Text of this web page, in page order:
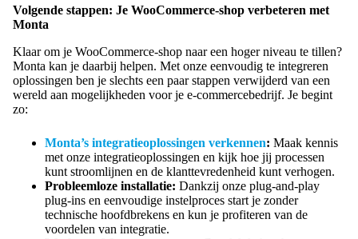
Volgende stappen: Je WooCommerce-shop verbeteren met
Monta
Klaar om je WooCommerce-shop naar een hoger niveau te tillen?
Monta kan je daarbij helpen. Met onze eenvoudig te integreren
oplossingen ben je slechts een paar stappen verwijderd van een
wereld aan mogelijkheden voor je e-commercebedrijf. Je begint
zo:
Monta’s integratieoplossingen verkennen: Maak kennis
met onze integratieoplossingen en kijk hoe jij processen
kunt stroomlijnen en de klanttevredenheid kunt verhogen.
Probleemloze installatie: Dankzij onze plug-and-play
plug-ins en eenvoudige instelproces start je zonder
technische hoofdbrekens en kun je profiteren van de
voordelen van integratie.